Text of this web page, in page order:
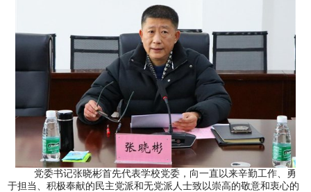
党委书记张晓彬首先代表学校党委，向一直以来辛勤工作、勇
于担当、积极奉献的民主党派和无党派人士致以崇高的敬意和衷心的